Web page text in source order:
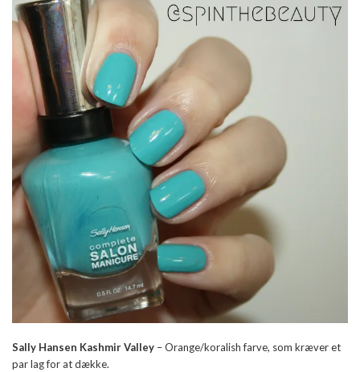
Sally Hansen Kashmir Valley – Orange/koralish farve, som kræver et
par lag for at dække.